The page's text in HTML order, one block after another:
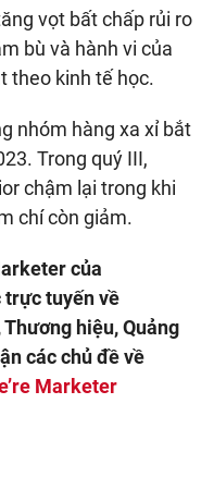
vọt bất chấp rủi ro
bù và hành vi của
theo kinh tế học.
nhóm hàng xa xỉ bắt
Trong quý III,
chậm lại trong khi
chí còn giảm.
của
trực tuyến về
hiệu, Quảng
các chủ đề về
Marketer